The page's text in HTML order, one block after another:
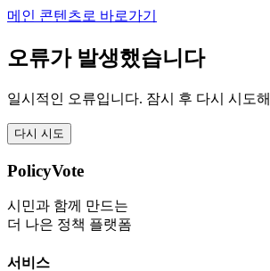
메인 콘텐츠로 바로가기
오류가 발생했습니다
일시적인 오류입니다. 잠시 후 다시 시도
다시 시도
PolicyVote
시민과 함께 만드는
더 나은 정책 플랫폼
서비스